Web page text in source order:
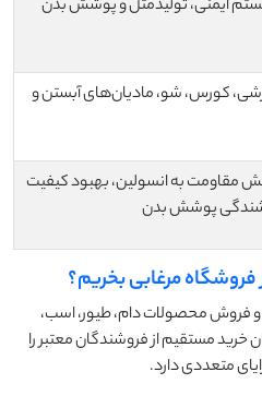
ایمنی، تولیدمثل و پوشش بدن
کورس، شو، مادیان‌های آبستن و
مقاومت به انسولین، بهبود کیفیت
پوشش بدن
فروش محصولات دام، طیور، اسب،
خرید مستقیم از فروشندگان معتبر را
متعددی دارد.